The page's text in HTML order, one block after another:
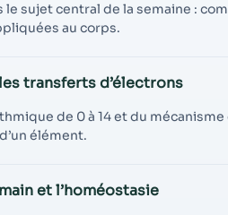
le sujet central de la semaine :
au corps.
transferts d’électrons
de 0 à 14 et du
élément.
et l’homéostasie